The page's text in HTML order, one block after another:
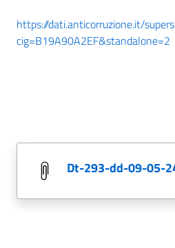
https://dati.anticorruzione.it/
cig=B19A90A2EF&standalone=2
dt-293-dd-09-05-